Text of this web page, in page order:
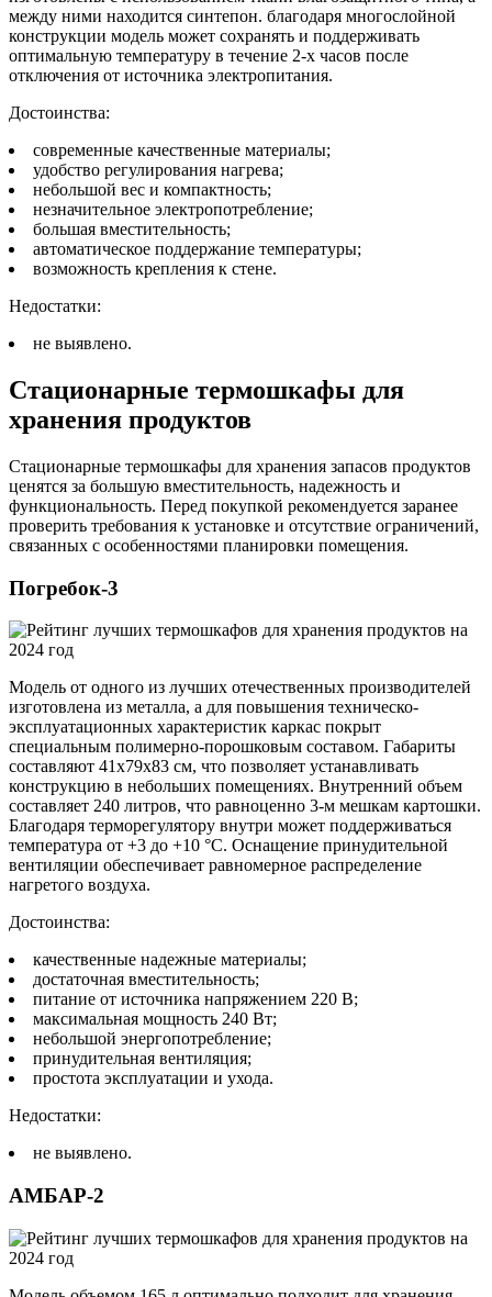
между ними находится синтепон. благодаря многослойной
конструкции модель может сохранять и поддерживать
оптимальную температуру в течение 2-х часов после
отключения от источника электропитания.
Достоинства:
современные качественные материалы;
удобство регулирования нагрева;
небольшой вес и компактность;
незначительное электропотребление;
большая вместительность;
автоматическое поддержание температуры;
возможность крепления к стене.
Недостатки:
не выявлено.
Стационарные термошкафы для
хранения продуктов
Стационарные термошкафы для хранения запасов продуктов
ценятся за большую вместительность, надежность и
функциональность. Перед покупкой рекомендуется заранее
проверить требования к установке и отсутствие ограничений,
связанных с особенностями планировки помещения.
Погребок-3
Модель от одного из лучших отечественных производителей
изготовлена из металла, а для повышения техническо-
эксплуатационных характеристик каркас покрыт
специальным полимерно-порошковым составом. Габариты
составляют 41х79х83 см, что позволяет устанавливать
конструкцию в небольших помещениях. Внутренний объем
составляет 240 литров, что равноценно 3-м мешкам картошки.
Благодаря терморегулятору внутри может поддерживаться
температура от +3 до +10 °C. Оснащение принудительной
вентиляции обеспечивает равномерное распределение
нагретого воздуха.
Достоинства:
качественные надежные материалы;
достаточная вместительность;
питание от источника напряжением 220 В;
максимальная мощность 240 Вт;
небольшой энергопотребление;
принудительная вентиляция;
простота эксплуатации и ухода.
Недостатки:
не выявлено.
АМБАР-2